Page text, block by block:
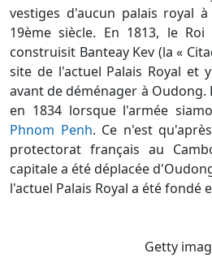
vestiges d'aucun palais royal à
19ème siècle. En 1813, le Roi
construisit Banteay Kev (la «
site de l'actuel Palais Royal et
avant de déménager à Oudong.
en 1834 lorsque l'armée
Phnom Penh. Ce n'est
protectorat français au
capitale a été déplacée
l'actuel Palais Royal a été fondé
Getty